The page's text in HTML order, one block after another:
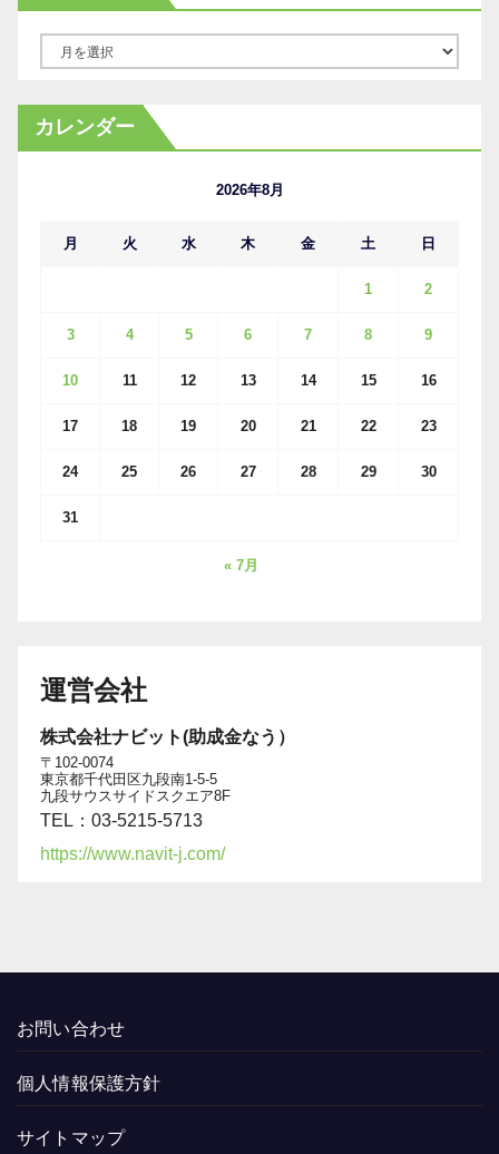
カ
イ
カレンダー
2026年8月
月 火 水 木 金 土 日
1 2
3 4 5 6 7 8 9
10 11 12 13 14 15 16
17 18 19 20 21 22 23
24 25 26 27 28 29 30
31
« 7月
運営会社
株式会社ナビット(助成金なう）
〒102-0074
東京都千代田区九段南1-5-5
九段サウスサイドスクエア8F
TEL：03-5215-5713
https://www.navit-j.com/
お問い合わせ
個人情報保護方針
サイトマップ